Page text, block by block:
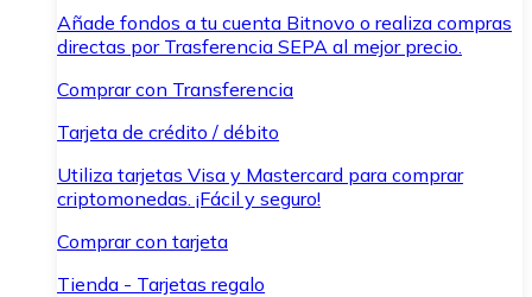
Añade fondos a tu cuenta Bitnovo o realiza compras
directas por Trasferencia SEPA al mejor precio.
Comprar con Transferencia
Tarjeta de crédito / débito
Utiliza tarjetas Visa y Mastercard para comprar
criptomonedas. ¡Fácil y seguro!
Comprar con tarjeta
Tienda - Tarjetas regalo